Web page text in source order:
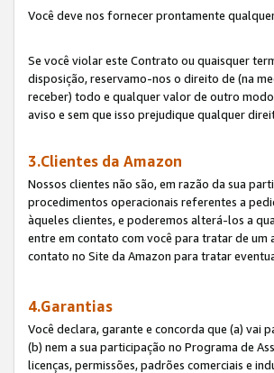
Você deve nos fornecer prontamente
Se você violar este Contrato ou quaisquer
disposição, reservamo-nos o direito de (na
receber) todo e qualquer valor de outro
aviso e sem que isso prejudique qualquer
3.Clientes da Amazon
Nossos clientes não são, em razão da sua
procedimentos operacionais referentes a
àqueles clientes, e poderemos alterá-los a
entre em contato com você para tratar de um
contato no Site da Amazon para tratar
4.Garantias
Você declara, garante e concorda que (a) vai
(b) nem a sua participação no Programa de
licenças, permissões, padrões comerciais e